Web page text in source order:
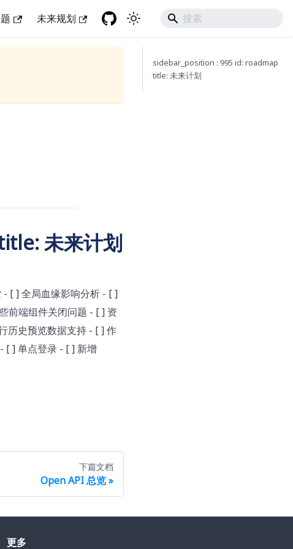
未来规划
未来计划
[ ] 全局血缘影响分析 - [ ]
前端组件关闭问题 - [ ] 资
历史预览数据支持 - [ ] 作
[ ] 单点登录 - [ ] 新增
下篇文档
Open API 总览
sidebar_position : 995 id: roadmap
title: 未来计划
更多